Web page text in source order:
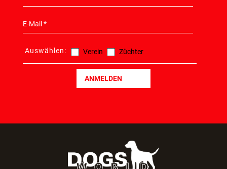
Auswählen: Verein Züchter
ANMELDEN